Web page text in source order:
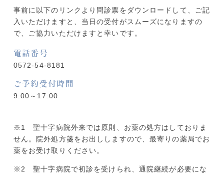
事前に以下のリンクより問診票をダウンロードして、ご記
入いただけますと、当日の受付がスムーズになりますの
で、ご協力いただけますと幸いです。
電話番号
0572-54-8181
ご予約受付時間
9:00～17:00
※1 聖十字病院外来では原則、お薬の処方はしておりま
せん。院外処方箋をお出ししますので、最寄りの薬局でお
薬をお受け取りください。
※2 聖十字病院で初診を受けられ、通院継続が必要にな